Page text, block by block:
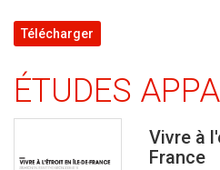
Télécharger
ÉTUDES
Vivre à
France